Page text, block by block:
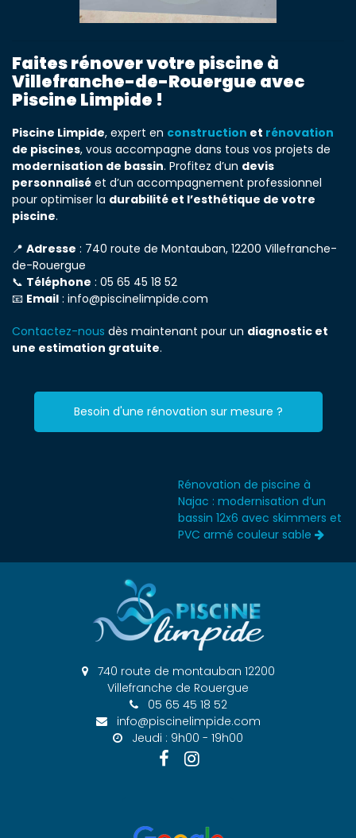
Faites rénover votre piscine à
Villefranche-de-Rouergue avec
Piscine Limpide !
Piscine Limpide, expert en construction et rénovation
de piscines, vous accompagne dans tous vos projets de
modernisation de bassin. Profitez d’un devis
personnalisé et d’un accompagnement professionnel
pour optimiser la durabilité et l’esthétique de votre
piscine.
📍 Adresse : 740 route de Montauban, 12200 Villefranche-
de-Rouergue
📞 Téléphone : 05 65 45 18 52
📧 Email : info@piscinelimpide.com
Contactez-nous dès maintenant pour un diagnostic et
une estimation gratuite.
Besoin d'une rénovation sur mesure ?
Rénovation de piscine à
Najac : modernisation d’un
bassin 12x6 avec skimmers et
PVC armé couleur sable
740 route de montauban 12200
Villefranche de Rouergue
05 65 45 18 52
info@piscinelimpide.com
Jeudi : 9h00 - 19h00